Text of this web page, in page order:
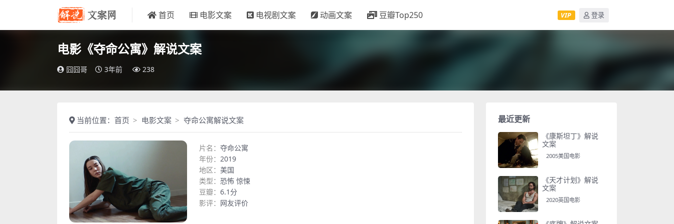
首页 电影文案 电视剧文案 动画文案 豆瓣Top250 VIP 登录
电影《夺命公寓》解说文案
囧囧哥 3年前 238
当前位置： 首页 电影文案 夺命公寓解说文案
片名： 夺命公寓
年份： 2019
地区： 美国
类型： 恐怖 惊悚
豆瓣： 6.1分
影评： 网友评价
最近更新
《康斯坦丁》解说
文案
2005美国电影
《天才计划》解说
文案
2020英国电影